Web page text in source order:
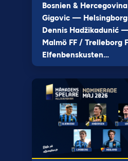
Bosnien &
Gigovic —
Dennis Hadžikadunić
Malmö FF / Trelleborg
Elfenbenskusten…